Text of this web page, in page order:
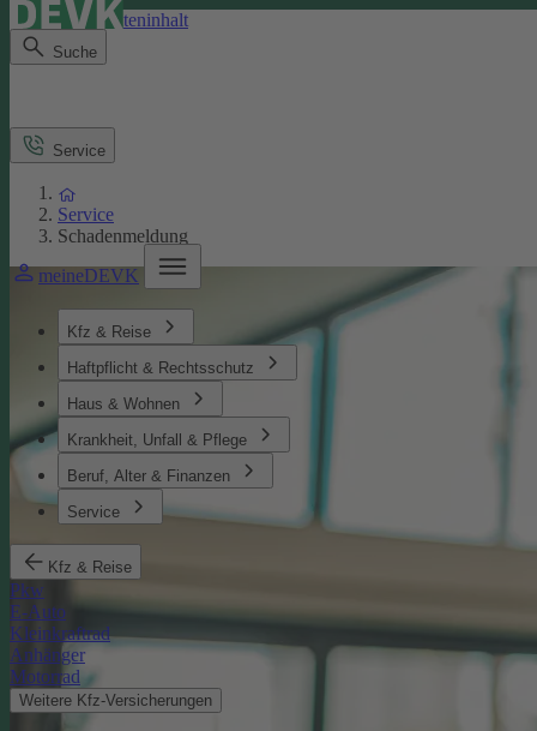
Direkt zum Seiteninhalt
Suche
meineDEVK
Kfz & Reise
Haftpflicht & Rechtsschutz
Haus & Wohnen
Krankheit, Unfall & Pflege
Beruf, Alter & Finanzen
Service
Kfz & Reise
Pkw
E-Auto
Kleinkraftrad
Anhänger
Motorrad
Weitere Kfz-Versicherungen
Service
Service
Schadenmeldung